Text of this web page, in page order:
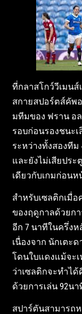
ที่กลาสโกว์วีเมน
สกายสปอร์ตส์คัพอ
มทีมของ ฟราน อ
รอบก่อนรองชนะ
ระหว่างทั้งสองทีม
และยังไม่เสียปร
เดียวกับเกมก่อนห
สําหรับเซลติกเมื่อ
ของฤดูกาลด้วยกา
อีก 7 นาทีในครึ่งห
เนื่องจาก นักเตะ
โดนใบแดงแม้จะเ
ว่าเซลติกจะทําไ
ด้วยการเล่น 92นา
สปาร์ตันสามารถ